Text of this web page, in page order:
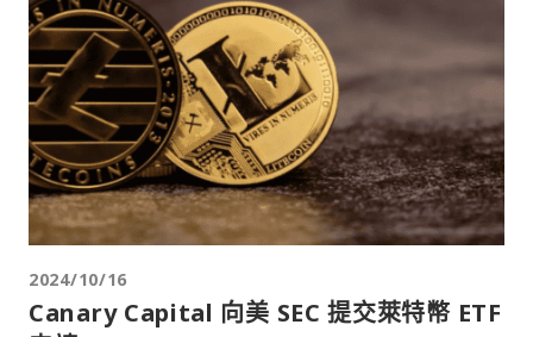
2024/10/16
Canary Capital 向美 SEC 提交萊特幣 ETF